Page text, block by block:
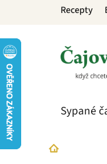
Recepty
Sypané
Domů